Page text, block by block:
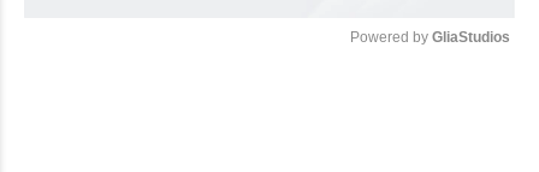
Powered by GliaStudios